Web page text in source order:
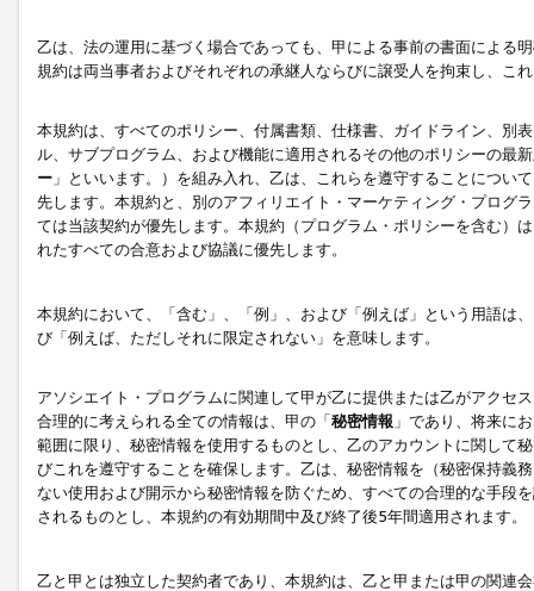
乙は、法の運用に基づく場合であっても、甲による事前の書面による
規約は両当事者およびそれぞれの承継人ならびに譲受人を拘束し、こ
本規約は、すべてのポリシー、付属書類、仕様書、ガイドライン、別
ル、サブプログラム、および機能に適用されるその他のポリシーの最
ー 」といいます。）を組み入れ、乙は、これらを遵守することにつ
先します。本規約と、別のアフィリエイト・マーケティング・プログ
ては当該契約が優先します。本規約（プログラム・ポリシーを含む）
れたすべての合意および協議に優先します。
本規約において、「含む」、「例」、および「例えば」という用語は
び「例えば、ただしそれに限定されない」を意味します。
アソシエイト・プログラムに関連して甲が乙に提供または乙がアクセ
合理的に考えられる全ての情報は、甲の「秘密情報 」であり、将来に
範囲に限り、秘密情報を使用するものとし、乙のアカウントに関して
びこれを遵守することを確保します。乙は、秘密情報を（秘密保持義
ない使用および開示から秘密情報を防ぐため、すべての合理的な手段
されるものとし、本規約の有効期間中及び終了後5年間適用されます。
乙と甲とは独立した契約者であり、本規約は、乙と甲または甲の関連